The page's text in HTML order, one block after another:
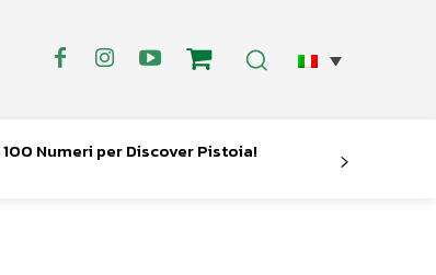
100 Numeri per Discover Pistoia!